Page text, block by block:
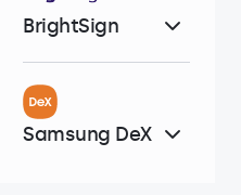
BrightSign
Samsung DeX